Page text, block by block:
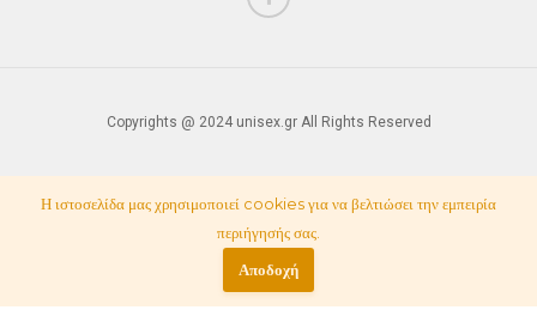
Copyrights @ 2024 unisex.gr All Rights Reserved
Η ιστοσελίδα μας χρησιμοποιεί cookies για να βελτιώσει την εμπειρία
περιήγησής σας.
Αποδοχή